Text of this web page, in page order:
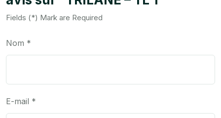
Fields (*) Mark are Required
Nom *
E-mail *